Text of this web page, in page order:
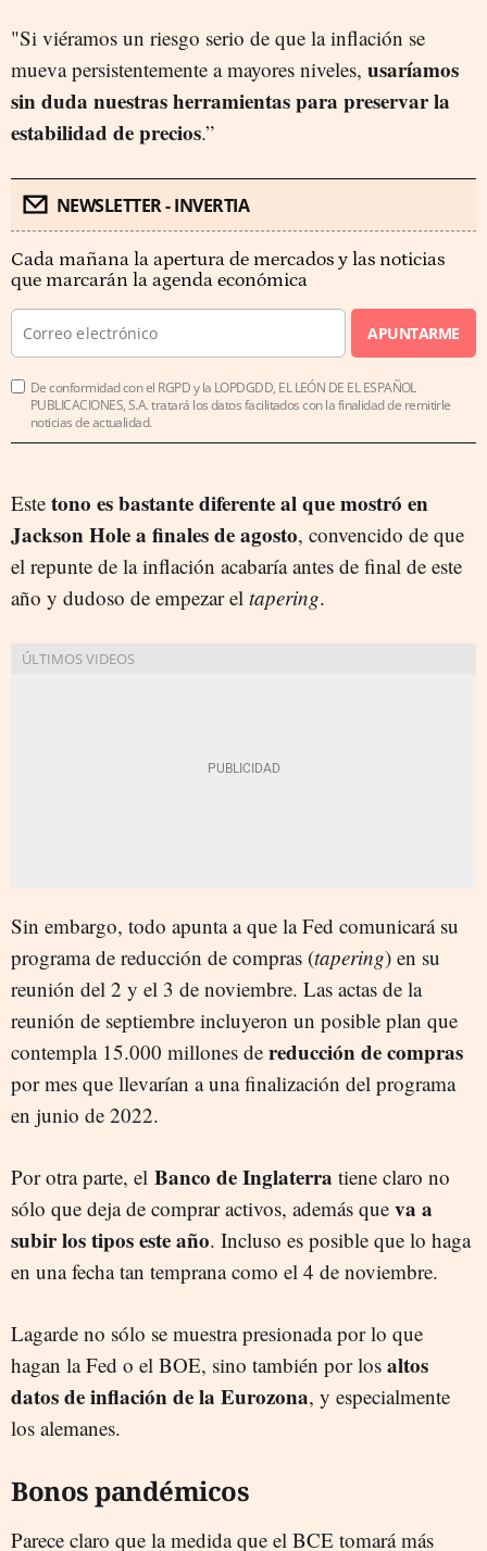
"Si viéramos un riesgo serio de que la inflación se
mueva persistentemente a mayores niveles, usaríamos
sin duda nuestras herramientas para preservar la
estabilidad de precios.”
NEWSLETTER - INVERTIA
Cada mañana la apertura de mercados y las noticias
que marcarán la agenda económica
APUNTARME
De conformidad con el RGPD y la LOPDGDD, EL LEÓN DE EL ESPAÑOL
PUBLICACIONES, S.A. tratará los datos facilitados con la finalidad de remitirle
noticias de actualidad.
Este tono es bastante diferente al que mostró en
Jackson Hole a finales de agosto, convencido de que
el repunte de la inflación acabaría antes de final de este
año y dudoso de empezar el tapering.
Sin embargo, todo apunta a que la Fed comunicará su
programa de reducción de compras (tapering) en su
reunión del 2 y el 3 de noviembre. Las actas de la
reunión de septiembre incluyeron un posible plan que
contempla 15.000 millones de reducción de compras
por mes que llevarían a una finalización del programa
en junio de 2022.
Por otra parte, el Banco de Inglaterra tiene claro no
sólo que deja de comprar activos, además que va a
subir los tipos este año. Incluso es posible que lo haga
en una fecha tan temprana como el 4 de noviembre.
Lagarde no sólo se muestra presionada por lo que
hagan la Fed o el BOE, sino también por los altos
datos de inflación de la Eurozona, y especialmente
los alemanes.
Bonos pandémicos
Parece claro que la medida que el BCE tomará más